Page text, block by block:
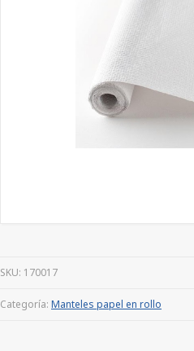
SKU: 170017
Categoría: Manteles papel en rollo